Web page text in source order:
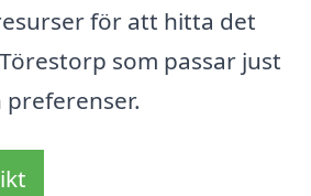
för att hitta det
som passar just